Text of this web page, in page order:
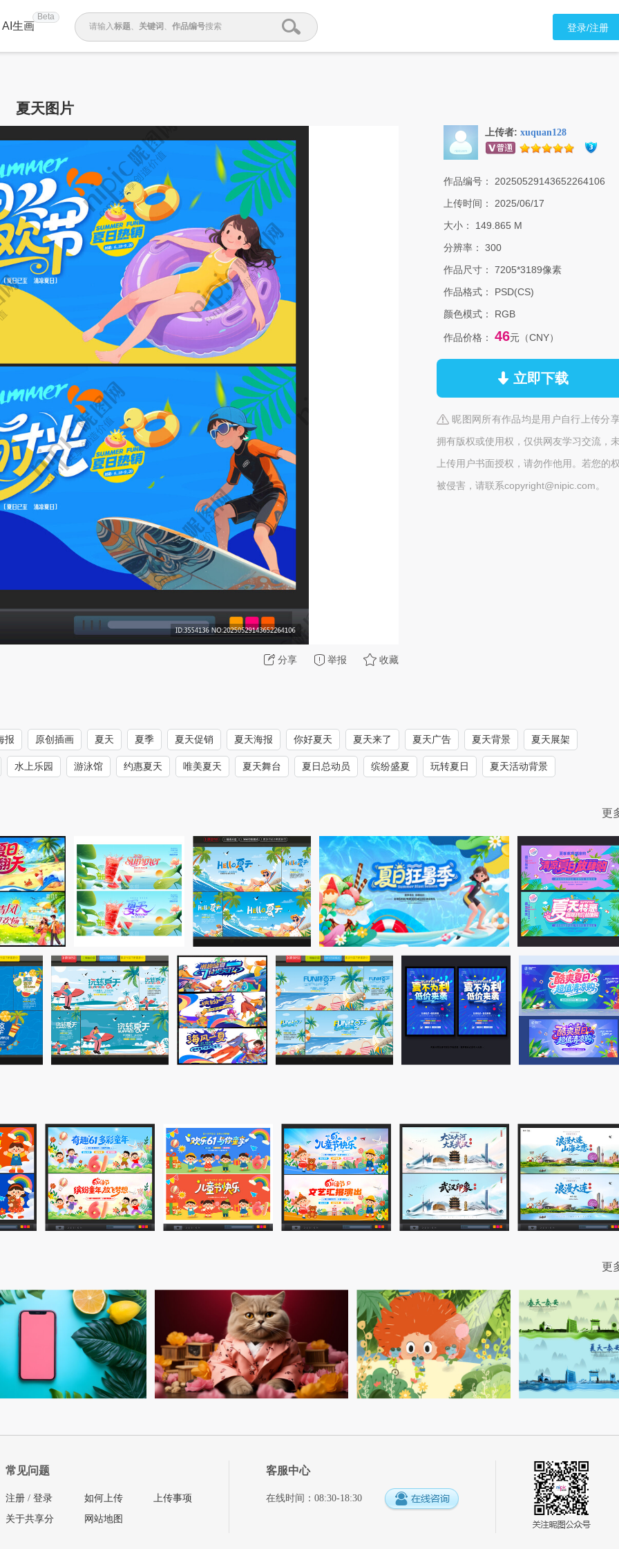
AI生画
Beta
请输入标题、 关键词 、 作品编号搜索 登录/注册
夏天图片
分享 举报 收藏
上传者: xuquan128
作品编号：
20250529143652264106
上传时间：
2025/06/17
大小：
149.865 M
分辨率：
300
作品尺寸：
7205*3189像素
作品格式：
PSD(CS)
颜色模式：
RGB
作品价格： 46元（CNY）
立即下载
昵图网所有作品均是用户自行上传分
拥有版权或使用权，仅供网友学习交流，
上传用户书面授权，请勿作他用。若您的
被侵害，请联系copyright@nipic.com。
报 原创插画 夏天 夏季 夏天促销 夏天海报 你好夏天 夏天来了 夏天广告 夏天背景 夏天展架
水上乐园 游泳馆 约惠夏天 唯美夏天 夏天舞台 夏日总动员 缤纷盛夏 玩转夏日 夏天活动背景
更
更
常见问题
注册 / 登录
关于共享分
如何上传
网站地图
上传事项
客服中心
在线时间：08:30-18:30